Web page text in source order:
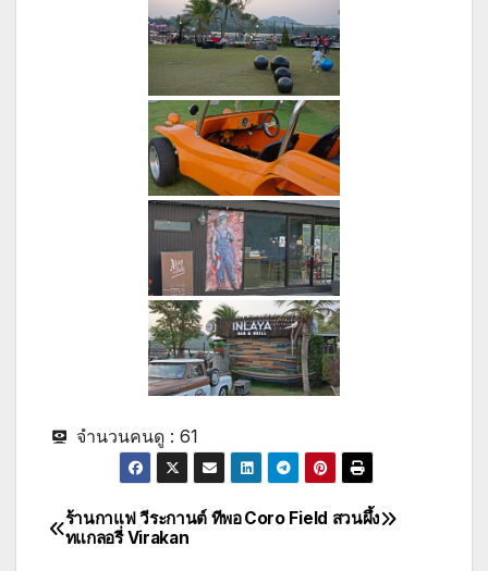
จำนวนคนดู : 61
Post
Coro Field สวนผึ้ง
ร้านกาแฟ วีระกานต์ ทีพอ
ทแกลอรี่ Virakan